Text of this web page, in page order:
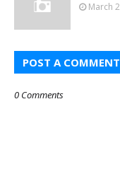
March
POST A COMMENT
0 Comments